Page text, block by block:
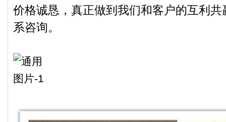
价格诚恳，真正做到我们和客户的互利
系咨询。